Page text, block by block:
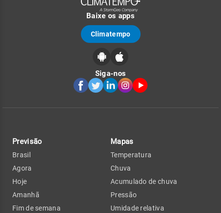
Baixe os apps
Climatempo
Siga-nos
Previsão
Brasil
Agora
Hoje
Amanhã
Fim de semana
Mapas
Temperatura
Chuva
Acumulado de chuva
Pressão
Umidade relativa